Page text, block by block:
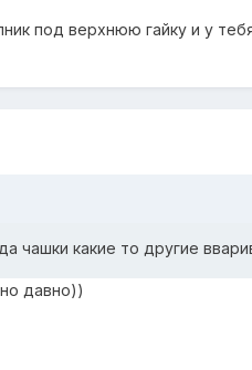
под верхнюю гайку и у
чашки какие то другие
давно))